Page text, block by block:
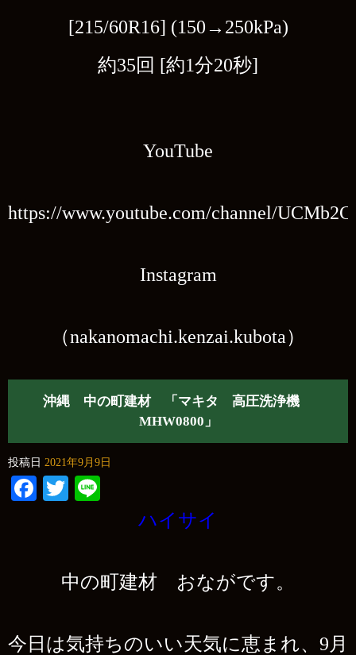
[215/60R16] (150→250kPa)
約35回 [約1分20秒]
YouTube
https://www.youtube.com/channel/
Instagram
（nakanomachi.kenzai.kubota）
沖縄 中の町建材 「マキタ 高圧洗浄機
MHW0800」
投稿日 2021年9月9日
Facebook
Twitter
ハイサイ
中の町建材 おながです。
今日は気持ちのいい天気に恵まれ、9月